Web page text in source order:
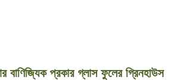
বাণিজ্যিক প্রকার গ্লাস ফুলের গ্রিনহাউস